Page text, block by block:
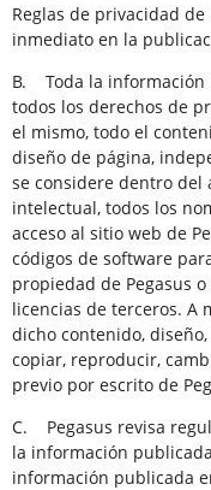
Reglas de privacidad
inmediato en la
B. Toda la información
todos los derechos de
el mismo, todo el
diseño de página,
se considere dentro del
intelectual, todos los
acceso al sitio web de
códigos de software
propiedad de Pegasus
licencias de terceros. A
dicho contenido,
copiar, reproducir,
previo por escrito de
C. Pegasus revisa
la información
información publicada